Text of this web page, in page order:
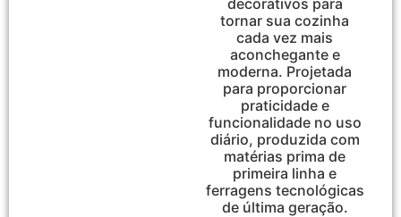
tornar sua cozinha
cada vez mais
aconchegante e
moderna. Projetada
para proporcionar
praticidade e
funcionalidade no uso
diário, produzida com
matérias prima de
primeira linha e
ferragens tecnológicas
de última geração.